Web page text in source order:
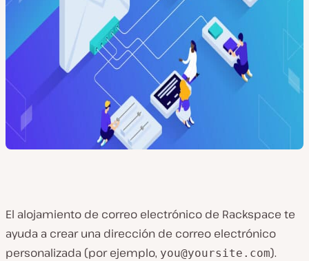
El alojamiento de correo electrónico de Rackspace te
ayuda a crear una dirección de correo electrónico
personalizada (por ejemplo, you@yoursite.com).